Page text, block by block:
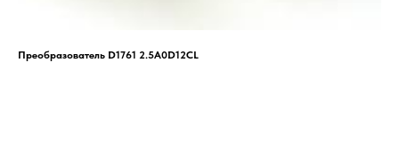
Преобразователь D1761 2.5A0D12CL